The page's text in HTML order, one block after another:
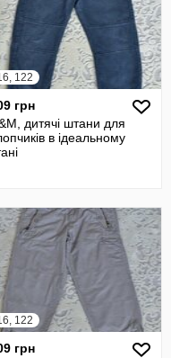
122
грн
дитячі штани для
в ідеальному
122
грн